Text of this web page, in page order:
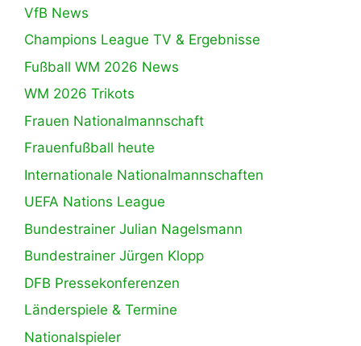
VfB News
Champions League TV & Ergebnisse
Fußball WM 2026 News
WM 2026 Trikots
Frauen Nationalmannschaft
Frauenfußball heute
Internationale Nationalmannschaften
UEFA Nations League
Bundestrainer Julian Nagelsmann
Bundestrainer Jürgen Klopp
DFB Pressekonferenzen
Länderspiele & Termine
Nationalspieler